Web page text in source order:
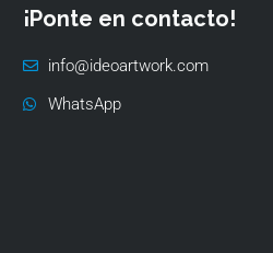
¡Ponte en contacto!
info@ideoartwork.com
WhatsApp